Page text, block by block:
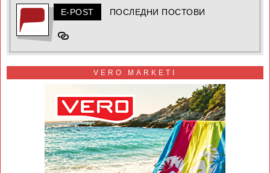
E-POST ПОСЛЕДНИ ПОСТОВИ
VERO MARKETI